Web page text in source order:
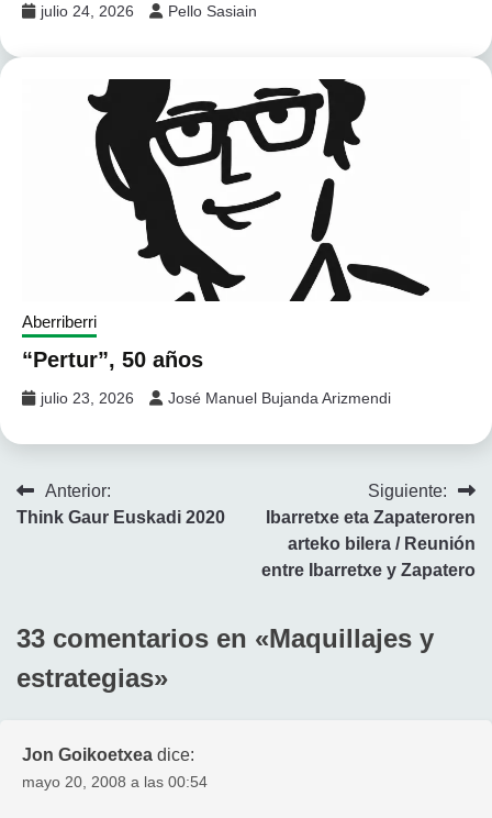
julio 24, 2026 Pello Sasiain
Aberriberri
“Pertur”, 50 años
julio 23, 2026 José Manuel Bujanda Arizmendi
Navegación
Anterior:
Think Gaur Euskadi 2020
Siguiente:
Ibarretxe eta Zapateroren
arteko bilera / Reunión
entre Ibarretxe y Zapatero
33 comentarios en «Maquillajes y
estrategias»
Jon Goikoetxea dice:
mayo 20, 2008 a las 00:54